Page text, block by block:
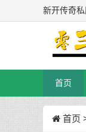
新开传奇
首页
首页